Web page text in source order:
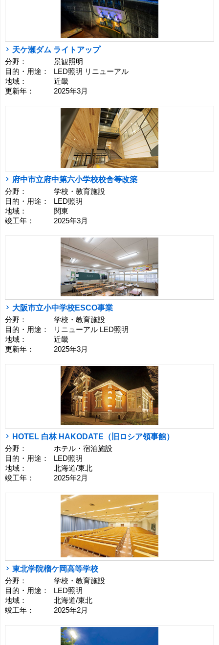
天ケ瀬ダム ライトアップ
分野：
景観照明
目的・用途：
LED照明 リニューアル
地域：
近畿
更新年：
2025年3月
府中市立府中第六小学校校舎等改築
分野：
学校・教育施設
目的・用途：
LED照明
地域：
関東
竣工年：
2025年3月
大阪市立小中学校ESCO事業
分野：
学校・教育施設
目的・用途：
リニューアル LED照明
地域：
近畿
更新年：
2025年3月
HOTEL 白林 HAKODATE（旧ロシア領事館）
分野：
ホテル・宿泊施設
目的・用途：
LED照明
地域：
北海道/東北
竣工年：
2025年2月
東北学院榴ケ岡高等学校
分野：
学校・教育施設
目的・用途：
LED照明
地域：
北海道/東北
竣工年：
2025年2月